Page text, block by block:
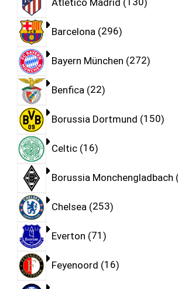
Barcelona 296
Bayern München 272
Benfica 22
Borussia Dortmund 150
Celtic 16
Borussia Monchengladbach
Chelsea 253
Everton 71
Feyenoord 16